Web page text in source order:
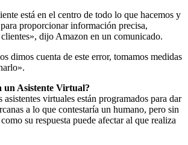
está en el centro de todo lo que hacemos y
proporcionar información precisa,
dijo Amazon en un comunicado.
dimos cuenta de este error, tomamos medidas
un Asistente Virtual?
virtuales están programados para dar
a lo que contestaría un humano, pero sin
su respuesta puede afectar al que realiza